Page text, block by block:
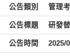
公告類別 管理
公告標題 研發
公告時間 2025/